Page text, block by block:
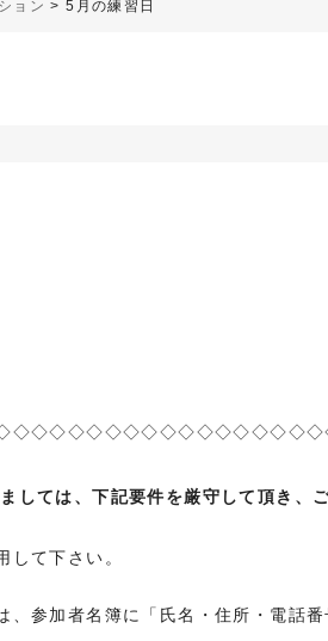
ョン >5月の練習日
しては、下記要件を厳守して頂き、
て下さい。
参加者名簿に「氏名・住所・電話番